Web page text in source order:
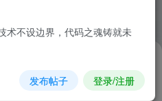
术不设边界，代码之魂铸就未
发布帖子 登录/注册